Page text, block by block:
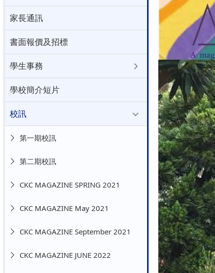
家長通訊
書面報價及招標
學生事務
學校簡介短片
校訊
第一期校訊
第二期校訊
CKC MAGAZINE SPRING 2021
CKC MAGAZINE May 2021
CKC MAGAZINE September 2021
CKC MAGAZINE JUNE 2022